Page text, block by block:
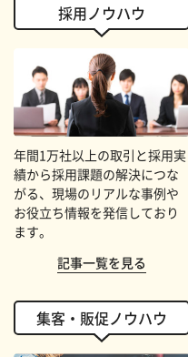
採用ノウハウ
年間1万社以上の取引と採用実
績から採用課題の解決につな
がる、現場のリアルな事例や
お役立ち情報を発信しており
ます。
記事一覧を見る
集客・販促ノウハウ